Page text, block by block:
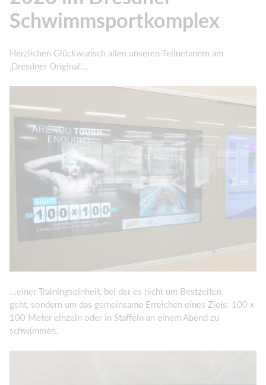
Schwimmsportkomplex
Herzlichen Glückwunsch allen unseren Teilnehmern am
,Dresdner Original'...
...einer Trainingseinheit, bei der es nicht um Bestzeiten
geht, sondern um das gemeinsame Erreichen eines Ziels: 100 x
100 Meter einzeln oder in Staffeln an einem Abend zu
schwimmen.